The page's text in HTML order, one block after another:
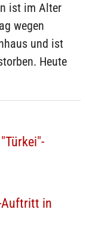
ist im Alter
wegen
und ist
Heute
Auftritt in